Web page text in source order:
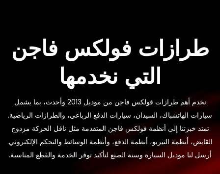
طرازات فولكس فاجن
التي نخدمها
نخدم أهم طرازات فولكس فاجن من موديل 2013 وأحدث، بما يشمل
سيارات الهاتشباك، السيدان، سيارات الدفع الرباعي، والطرازات الرياضية.
تمتد خبرتنا إلى أنظمة فولكس فاجن المتقدمة مثل ناقل الحركة مزدوج
القابض، أنظمة التيربو، أنظمة الدفع، وأنظمة الوسائط والتحكم الإلكتروني.
أرسل لنا موديل السيارة وسنة الصنع لتأكيد توفر الخدمة والقطع المناسبة.